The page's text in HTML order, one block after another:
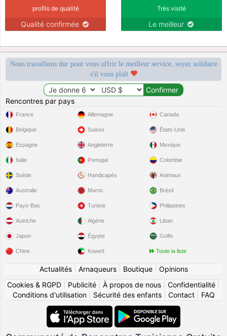
profils de qualité
Qualité confirmée
Très visité
Le meilleur
Nous travaillons dur pour vous offrir le meilleur service, soyez solidaire
s'il vous plaît
Rencontres par pays
France
Belgique
Espagne
Italie
Suède
Allemagne
Suisse
Angleterre
Portugal
Handicapés
Canada
États-Unis
Mexique
Colombie
Animaux
Australie
Pays-Bas
Autriche
Japon
Chine
Maroc
Tunisie
Algérie
Égypte
Koweït
Brésil
Philippines
Liban
Golfe
Toute la liste
Actualités| Arnaqueurs| Boutique| Opinions
Cookies & RGPD
Publicité À propos de nous Confidentialité
Conditions d'utilisation| Sécurité des enfants| Contact| FAQ